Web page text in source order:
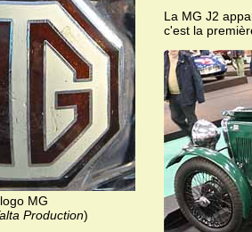
logo MG
Production)
La MG J2
c'est la